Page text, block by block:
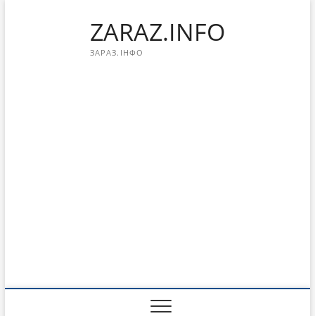
ZARAZ.INFO
ЗАРАЗ.ІНФО